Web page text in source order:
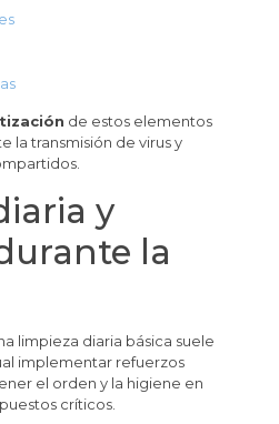
de estos elementos
la transmisión de virus y
y
la
limpieza diaria básica suele
implementar refuerzos
el orden y la higiene en
críticos.